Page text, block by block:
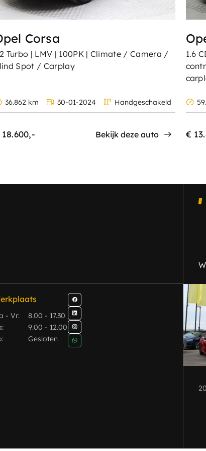
Corsa
Turbo | LMV | 100PK | Climate / Camera /
Spot / Carplay
36.862 km 30-01-2024 Handgeschakeld
Bekijk deze auto
1.6
€
Contact
- Vr:
8.00 - 17.30
9.00 - 12.00
Gesloten